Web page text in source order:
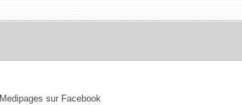
Medipages sur Facebook